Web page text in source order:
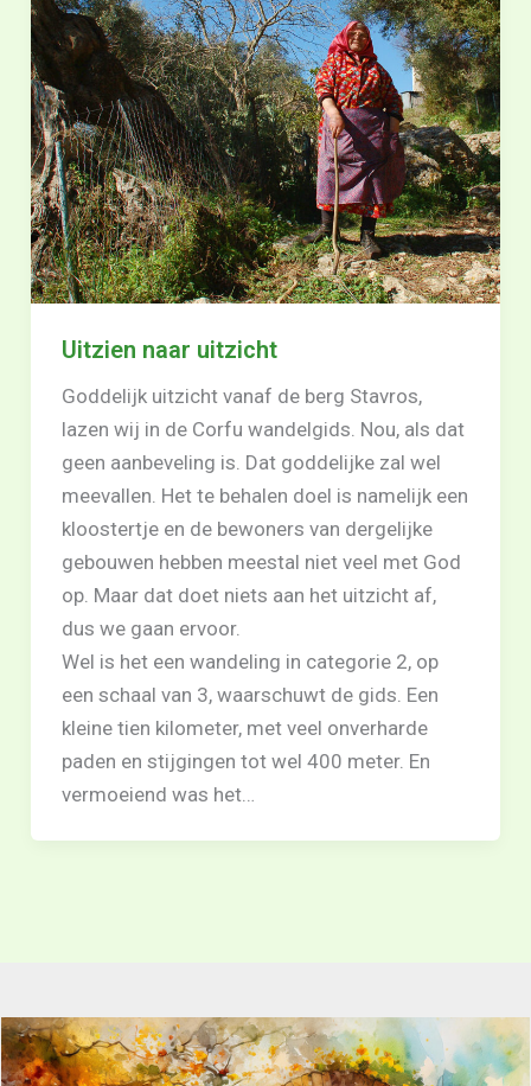
Uitzien naar uitzicht
Goddelijk uitzicht vanaf de berg Stavros,
lazen wij in de Corfu wandelgids. Nou, als dat
geen aanbeveling is. Dat goddelijke zal wel
meevallen. Het te behalen doel is namelijk een
kloostertje en de bewoners van dergelijke
gebouwen hebben meestal niet veel met God
op. Maar dat doet niets aan het uitzicht af,
dus we gaan ervoor.
Wel is het een wandeling in categorie 2, op
een schaal van 3, waarschuwt de gids. Een
kleine tien kilometer, met veel onverharde
paden en stijgingen tot wel 400 meter. En
vermoeiend was het…